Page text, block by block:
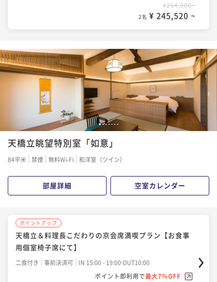
¥264,000~
2名 ¥ 245,520 ~
12345 6 7
天橋立眺望特別室「如意」
84平米 禁煙 無料Wi-Fi 和洋室（ツイン）
部屋詳細 空室カレンダー
ポイントアップ
天橋立＆料理長こだわりの京会席満喫プラン【お食事
用個室椅子席にて】
二食付き 事前決済可
IN 15:00 - 19:00 OUT10:00
ポイント即利用で最大7％OFF